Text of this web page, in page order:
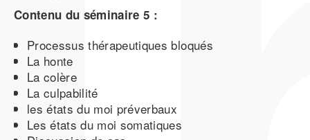
Contenu du séminaire 5 :
Processus thérapeutiques bloqués
La honte
La colère
La culpabilité
les états du moi préverbaux
Les états du moi somatiques